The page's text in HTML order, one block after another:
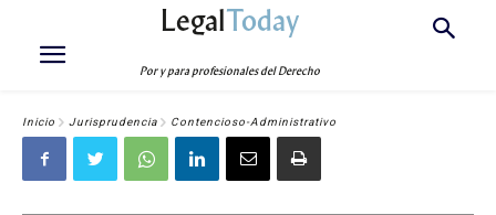
LegalToday
Por y para profesionales del Derecho
Inicio Jurisprudencia Contencioso-Administrativo